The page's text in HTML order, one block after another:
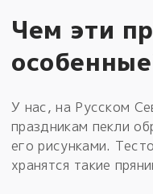
Чем эти
У нас, на Русском
праздникам пекли
его рисунками.
хранятся такие